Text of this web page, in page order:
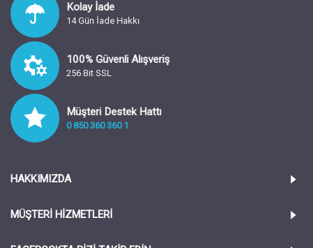
Kolay İade
14 Gün İade Hakkı
100% Güvenli Alışveriş
256 Bit SSL
Müşteri Destek Hattı
0 850 360 360 1
HAKKIMIZDA
MÜŞTERİ HİZMETLERİ